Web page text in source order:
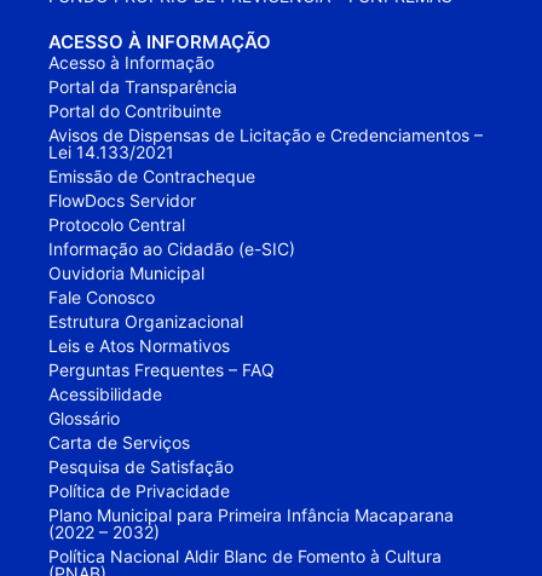
ACESSO À INFORMAÇÃO
Acesso à Informação
Portal da Transparência
Portal do Contribuinte
Avisos de Dispensas de Licitação e Credenciamentos –
Lei 14.133/2021
Emissão de Contracheque
FlowDocs Servidor
Protocolo Central
Informação ao Cidadão (e-SIC)
Ouvidoria Municipal
Fale Conosco
Estrutura Organizacional
Leis e Atos Normativos
Perguntas Frequentes – FAQ
Acessibilidade
Glossário
Carta de Serviços
Pesquisa de Satisfação
Política de Privacidade
Plano Municipal para Primeira Infância Macaparana
(2022 – 2032)
Política Nacional Aldir Blanc de Fomento à Cultura